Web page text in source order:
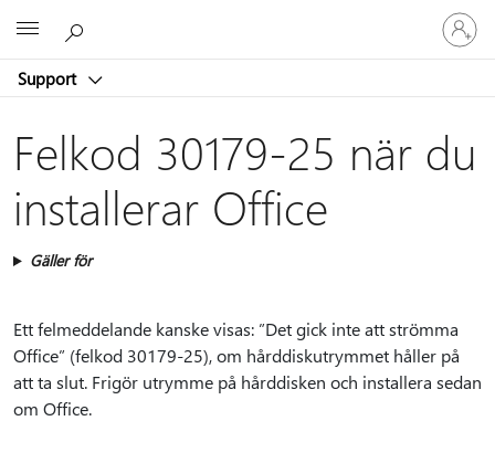
Support
Logga
in
på
konto
Felkod 30179-25 när du
installerar Office
Gäller för
Ett felmeddelande kanske visas: ”Det gick inte att strömma
Office” (felkod 30179-25), om hårddiskutrymmet håller på
att ta slut. Frigör utrymme på hårddisken och installera sedan
om Office.